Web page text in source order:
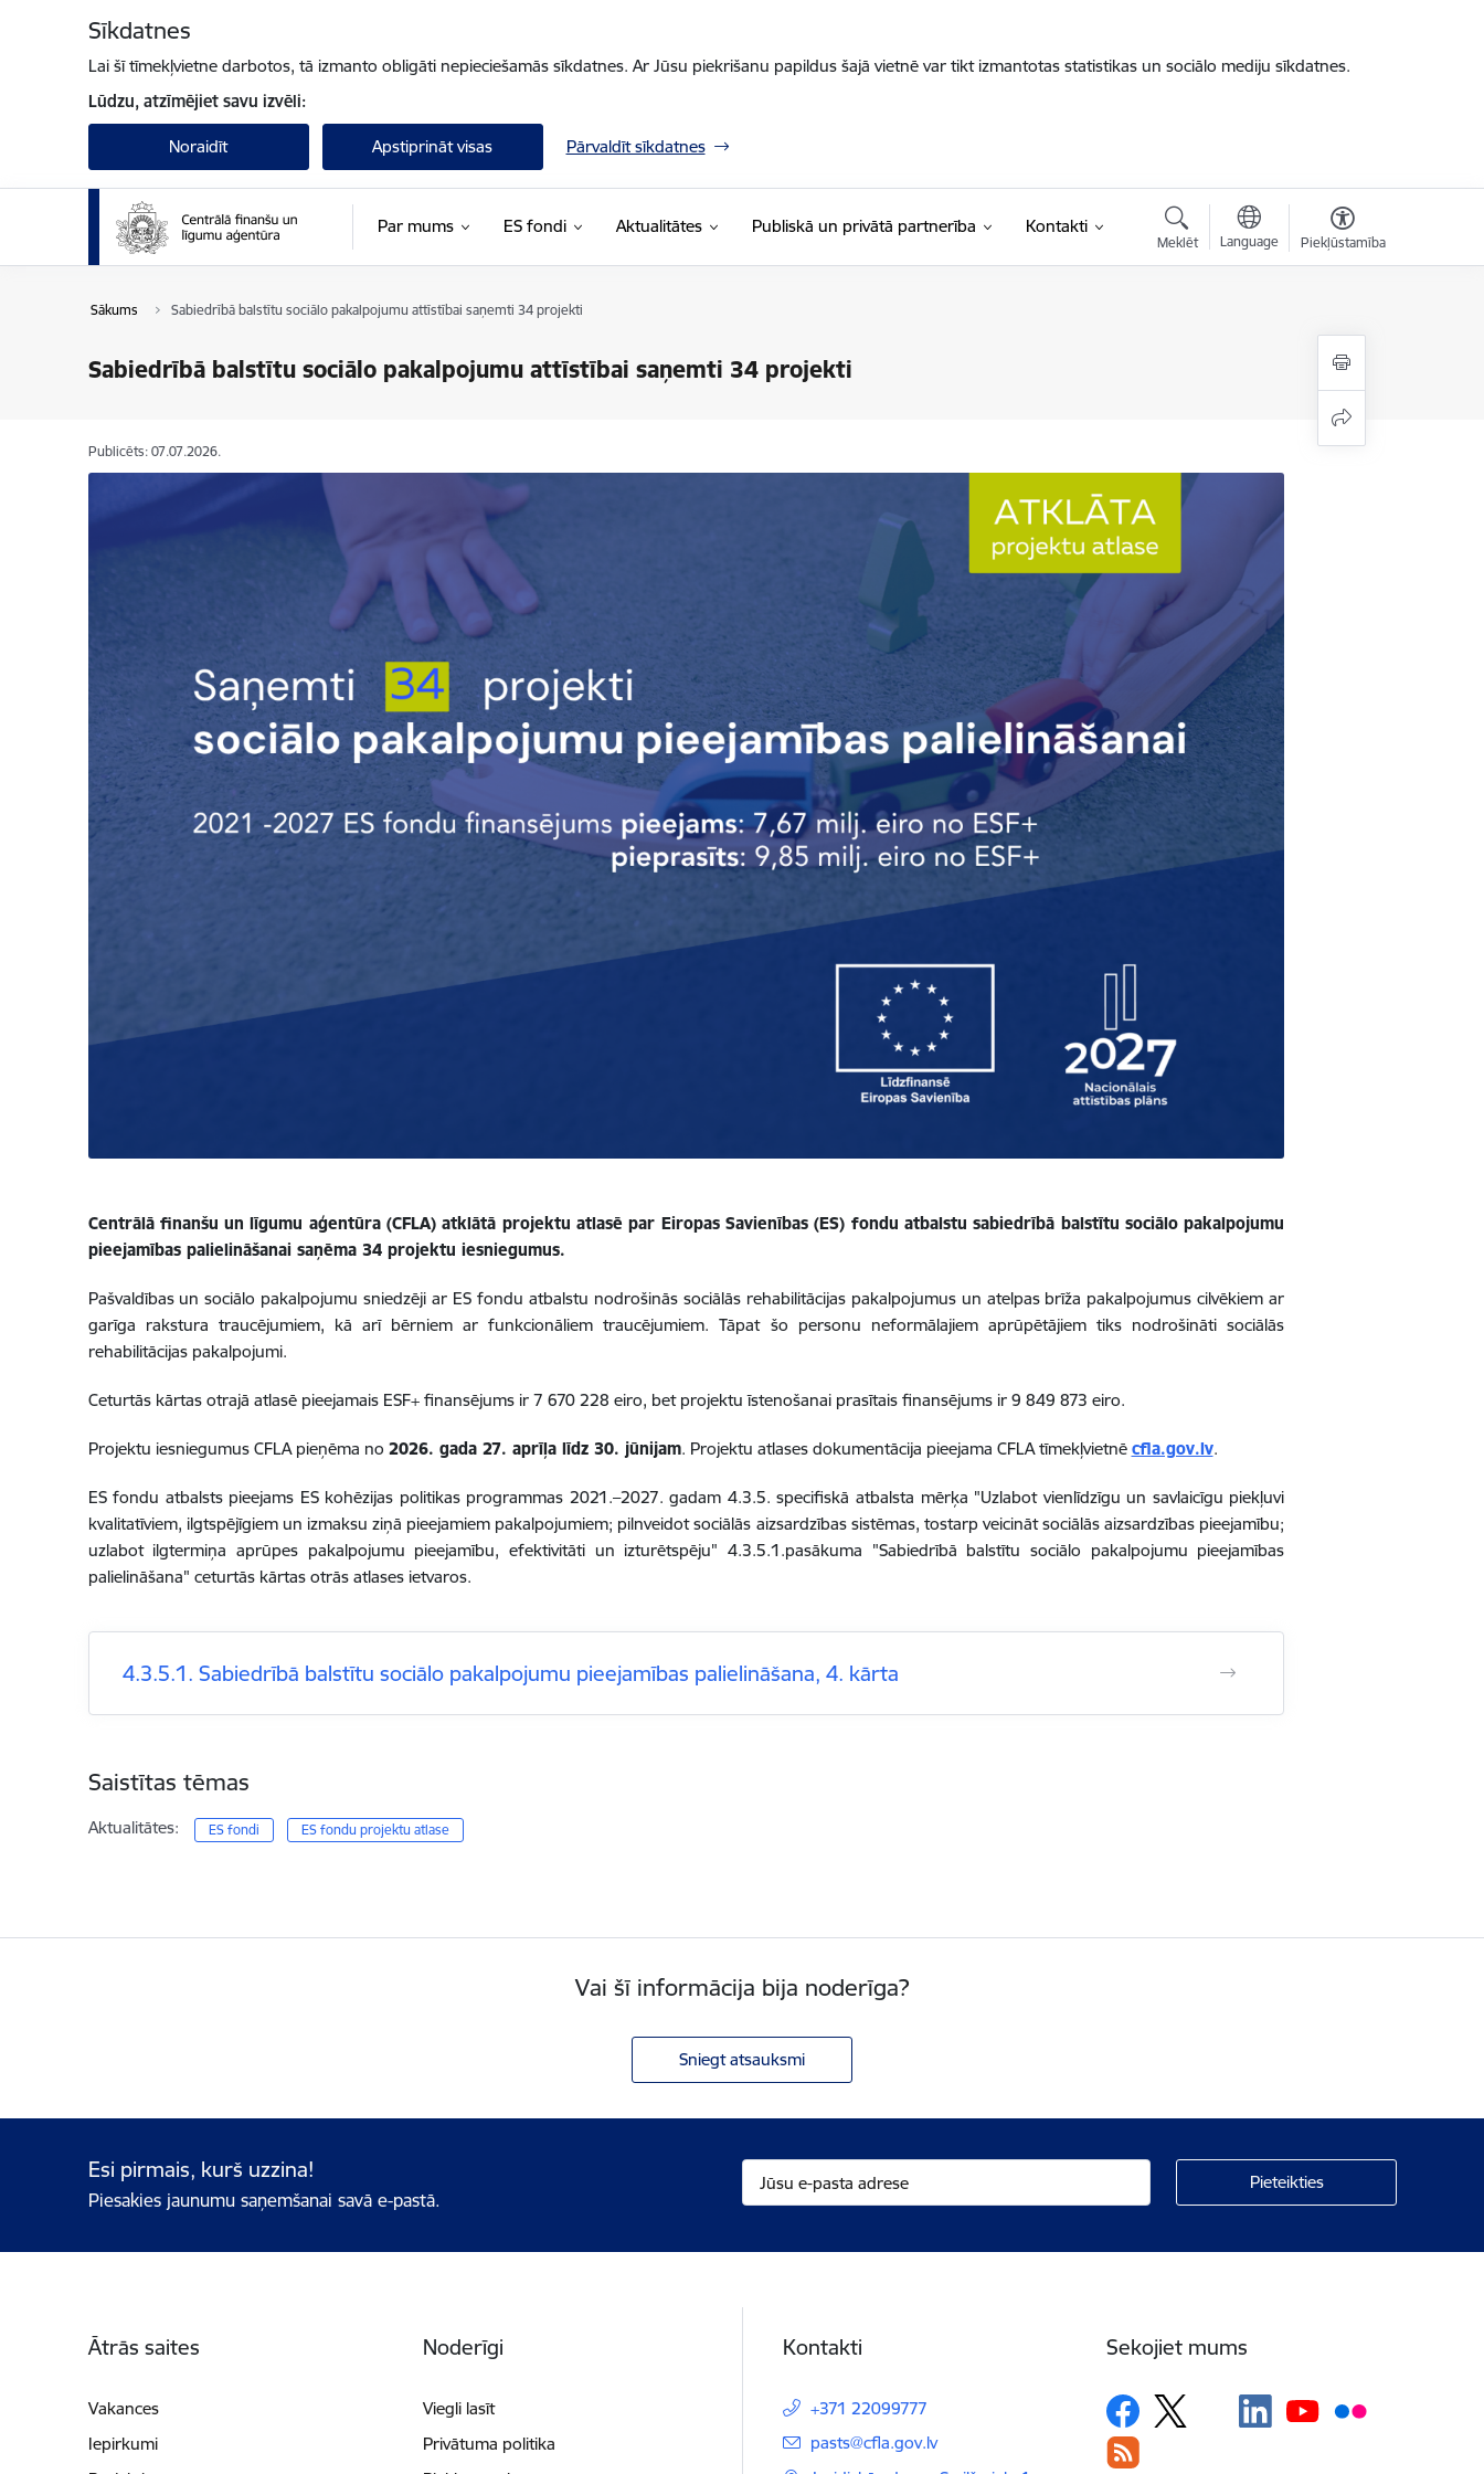
Sīkdatnes
Lai šī tīmekļvietne darbotos, tā izmanto obligāti nepieciešamās sīkdatnes. Ar Jūsu piekrišanu papildus šajā vietnē var tikt izmantotas statistikas un sociālo mediju sīkdatnes.
Lūdzu, atzīmējiet savu izvēli:
Noraidīt Apstiprināt visas Pārvaldīt sīkdatnes
Par mums ES fondi Aktualitātes Publiskā un privātā partnerība Kontakti
Meklēt Language Piekļūstamība
Sākums Sabiedrībā balstītu sociālo pakalpojumu attīstībai saņemti 34 projekti
Sabiedrībā balstītu sociālo pakalpojumu attīstībai saņemti 34 projekti
Publicēts: 07.07.2026.
Centrālā finanšu un līgumu aģentūra (CFLA) atklātā projektu atlasē par Eiropas Savienības (ES) fondu atbalstu sabiedrībā balstītu sociālo pakalpojumu
pieejamības palielināšanai saņēma 34 projektu iesniegumus.
Pašvaldības un sociālo pakalpojumu sniedzēji ar ES fondu atbalstu nodrošinās sociālās rehabilitācijas pakalpojumus un atelpas brīža pakalpojumus cilvēkiem ar
garīga rakstura traucējumiem, kā arī bērniem ar funkcionāliem traucējumiem. Tāpat šo personu neformālajiem aprūpētājiem tiks nodrošināti sociālās
rehabilitācijas pakalpojumi.
Ceturtās kārtas otrajā atlasē pieejamais ESF+ finansējums ir 7 670 228 eiro, bet projektu īstenošanai prasītais finansējums ir 9 849 873 eiro.
Projektu iesniegumus CFLA pieņēma no 2026. gada 27. aprīļa līdz 30. jūnijam. Projektu atlases dokumentācija pieejama CFLA tīmekļvietnē cfla.gov.lv.
ES fondu atbalsts pieejams ES kohēzijas politikas programmas 2021.–2027. gadam 4.3.5. specifiskā atbalsta mērķa "Uzlabot vienlīdzīgu un savlaicīgu piekļuvi
kvalitatīviem, ilgtspējīgiem un izmaksu ziņā pieejamiem pakalpojumiem; pilnveidot sociālās aizsardzības sistēmas, tostarp veicināt sociālās aizsardzības pieejamību;
uzlabot ilgtermiņa aprūpes pakalpojumu pieejamību, efektivitāti un izturētspēju" 4.3.5.1.pasākuma "Sabiedrībā balstītu sociālo pakalpojumu pieejamības
palielināšana" ceturtās kārtas otrās atlases ietvaros.
4.3.5.1. Sabiedrībā balstītu sociālo pakalpojumu pieejamības palielināšana, 4. kārta
Saistītas tēmas
Aktualitātes: ES fondi ES fondu projektu atlase
Vai šī informācija bija noderīga?
Sniegt atsauksmi
Esi pirmais, kurš uzzina!
Piesakies jaunumu saņemšanai savā e-pastā.
Ātrās saites
Vakances
Iepirkumi
Noderīgi
Viegli lasīt
Privātuma politika
Kontakti
+371 22099777
E-pasts:
pasts@cfla.gov.lv
Sekojiet mums